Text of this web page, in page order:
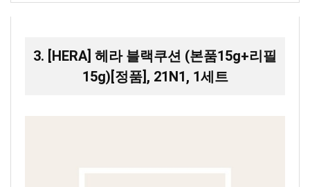
3. [HERA] 헤라 블랙쿠션 (본품15g+리필
15g)[정품], 21N1, 1세트